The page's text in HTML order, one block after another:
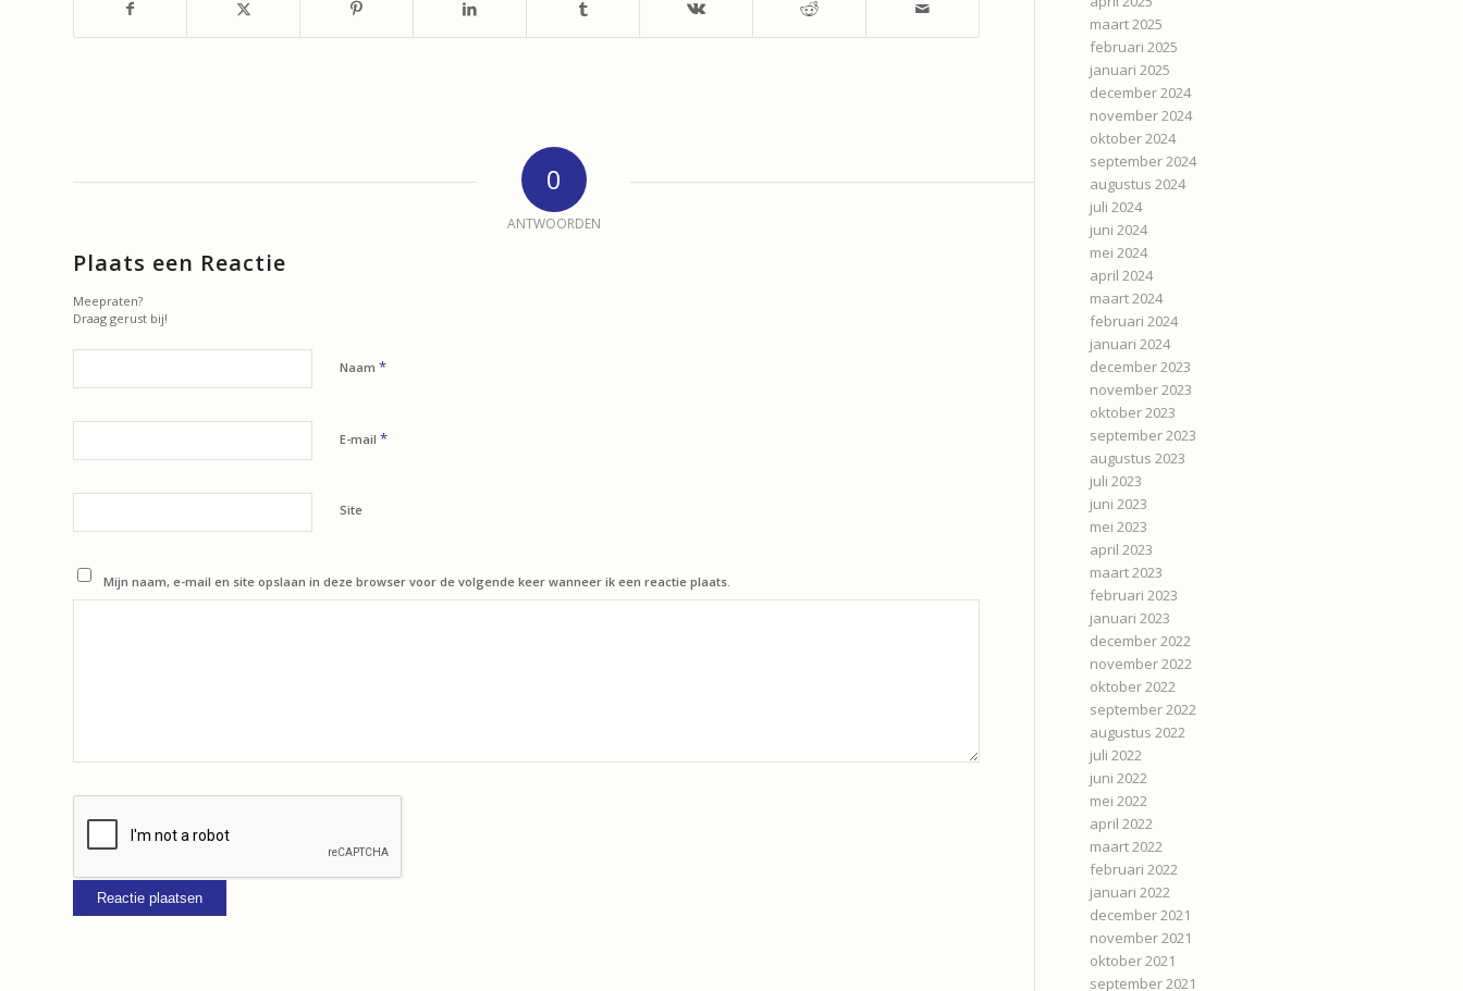
0
ANTWOORDEN
Plaats een Reactie
Meepraten?
Draag gerust bij!
Naam *
E-mail *
Site
Mijn naam, e-mail en site opslaan in deze browser voor de volgende keer wanneer ik een reactie plaats.
maart 2025
februari 2025
januari 2025
december 2024
november 2024
oktober 2024
september 2024
augustus 2024
juli 2024
juni 2024
mei 2024
april 2024
maart 2024
februari 2024
januari 2024
december 2023
november 2023
oktober 2023
september 2023
augustus 2023
juli 2023
juni 2023
mei 2023
april 2023
maart 2023
februari 2023
januari 2023
december 2022
november 2022
oktober 2022
september 2022
augustus 2022
juli 2022
juni 2022
mei 2022
april 2022
maart 2022
februari 2022
januari 2022
december 2021
november 2021
oktober 2021
september 2021